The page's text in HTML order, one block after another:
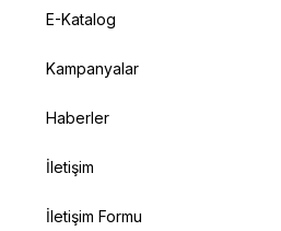
E-Katalog
Kampanyalar
Haberler
İletişim
İletişim Formu